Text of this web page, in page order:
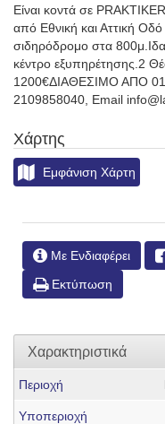
Είναι κοντά σε
από Εθνική και Αττική
σιδηρόδρομο στα
κέντρο εξυπηρέτησης.2
1200€ΔΙΑΘΕΣΙΜΟ ΑΠΟ
2109858040, Email
Χάρτης
Εμφάνιση Χάρτη
Με Ενδιαφέρει
Εκτύπωση
Χαρακτηριστικά
Περιοχή
Υποπεριοχή